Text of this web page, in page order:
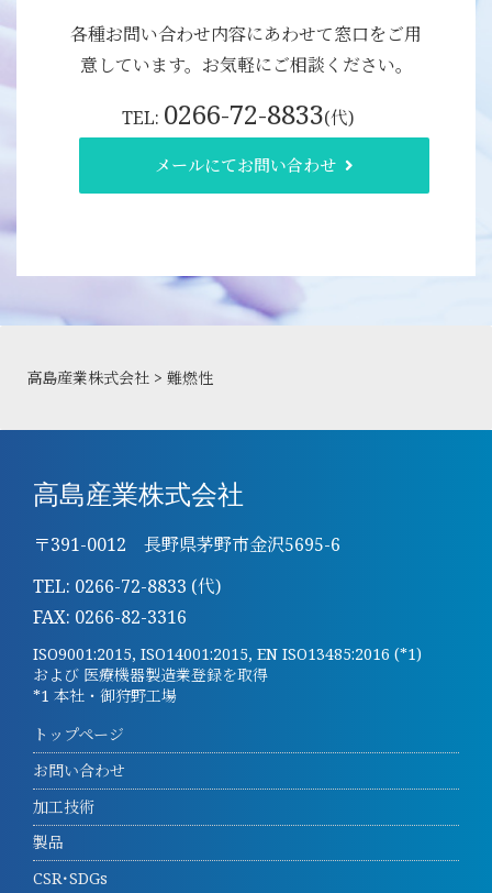
各種お問い合わせ内容にあわせて窓口をご用
意しています。お気軽にご相談ください。
TEL: 0266-72-8833(代)
メールにてお問い合わせ
高島産業株式会社> 難燃性
高島産業株式会社
〒391-0012 長野県茅野市金沢5695-6
TEL: 0266-72-8833 (代)
FAX: 0266-82-3316
ISO9001:2015, ISO14001:2015, EN ISO13485:2016 (*1)
および 医療機器製造業登録を取得
*1 本社・御狩野工場
トップページ
お問い合わせ
加工技術
製品
CSR･SDGs